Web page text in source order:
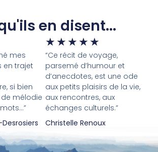
en disent...
mes
en trajet
si bien
de mélodie
★ ★ ★ ★ ★
“Ce récit de voyage,
parsemé d’humour et
d’anecdotes, est une ode
aux petits plaisirs de la vie,
aux rencontres, aux
échanges culturels.”
Christelle Renoux